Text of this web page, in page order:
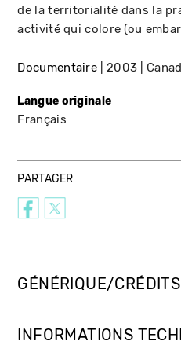
de la territorialité dans la
activité qui colore (ou
Documentaire 2003
Langue originale
Français
PARTAGER
GÉNÉRIQUE/CRÉDITS
INFORMATIONS